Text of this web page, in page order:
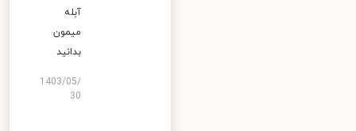
آبله
میمون
بدانید
1403/05/
30